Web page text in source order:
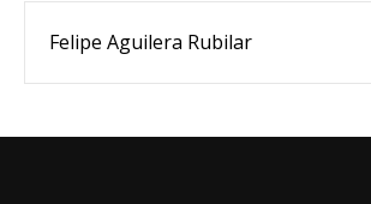
Felipe Aguilera Rubilar